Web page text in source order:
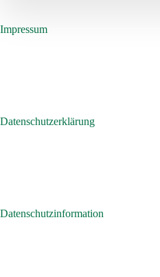
Impressum
Datenschutzerklärung
Datenschutzinformation